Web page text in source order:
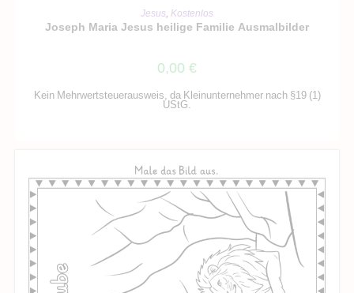
IN DEN WARENKORB
Jesus, Kostenlos
Joseph Maria Jesus heilige Familie Ausmalbilder
0,00 €
Kein Mehrwertsteuerausweis, da Kleinunternehmer nach §19 (1)
UStG.